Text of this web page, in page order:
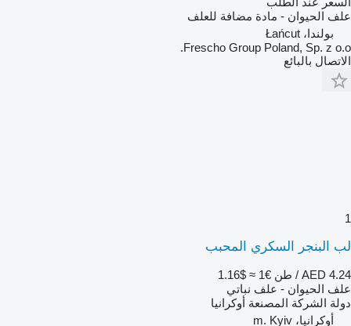
علف الحيوان - مادة مضافة للعلف
بولندا، Łańcut
Frescho Group Poland, Sp. z o.o.
الاتصال بالبائع
1
لب البنجر السكري المحبب
AED 4.24 / طن €1
≈ $1.16
علف الحيوان - علف نباتي
دولة الشركة المصنعة أوكرانيا
أوكرانيا، m. Kyiv